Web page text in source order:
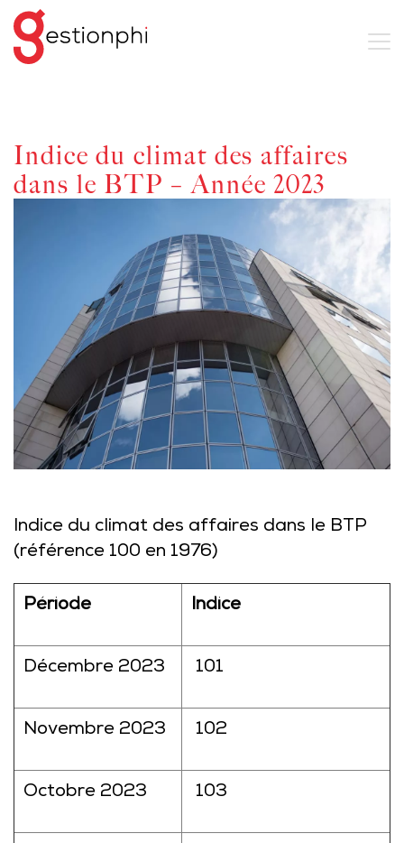
Indice du climat des affaires
dans le BTP – Année 2023
Indice du climat des affaires dans le BTP
(référence 100 en 1976)
Période Indice
Décembre 2023 101
Novembre 2023 102
Octobre 2023 103